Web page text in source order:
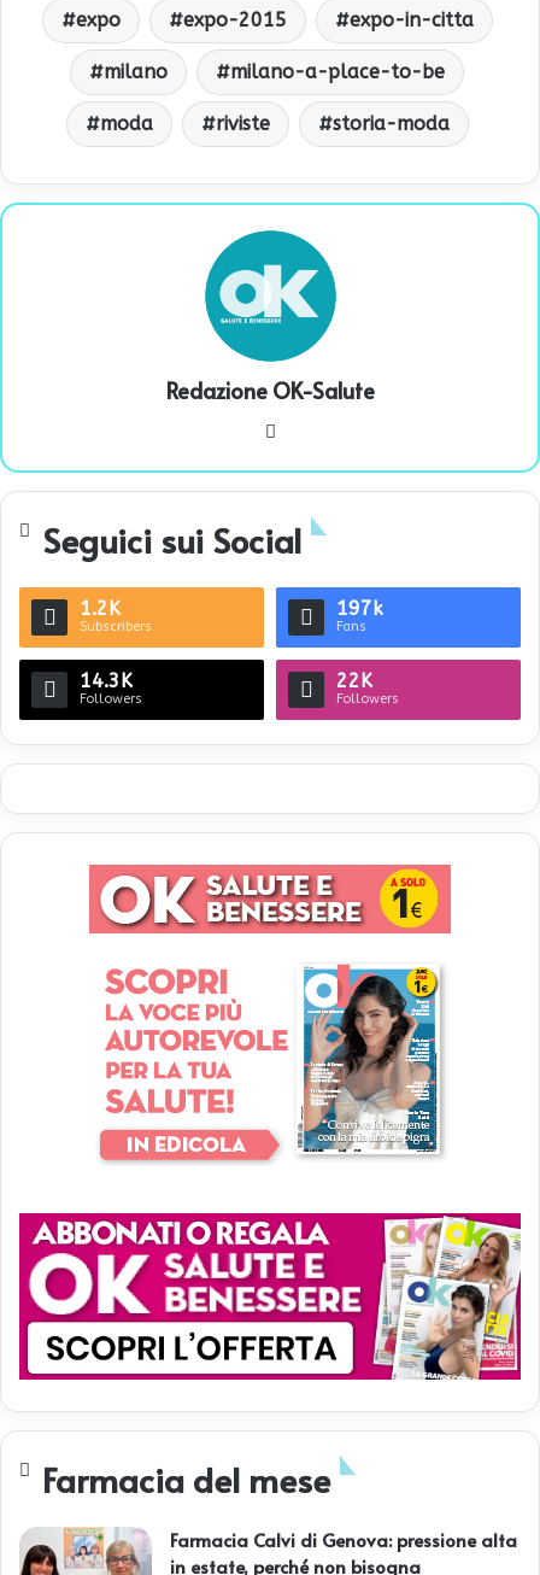
expo expo-2015 expo-in-citta
milano milano-a-place-to-be
moda riviste storia-moda
Redazione OK-Salute
te
Seguici sui Social
1.2K
Subscribers
197k
Fans
14.3K
Followers
22K
Followers
Farmacia del mese
Farmacia Calvi di Genova: pressione alta
in estate, perché non bisogna